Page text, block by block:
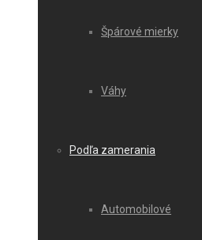
Špárové mierky
Váhy
Podľa zamerania
Automobilové